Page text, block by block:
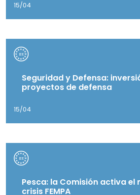
15/04
Seguridad y Defensa:
proyectos de defensa
15/04
Pesca: la Comisión activa el
crisis FEMPA